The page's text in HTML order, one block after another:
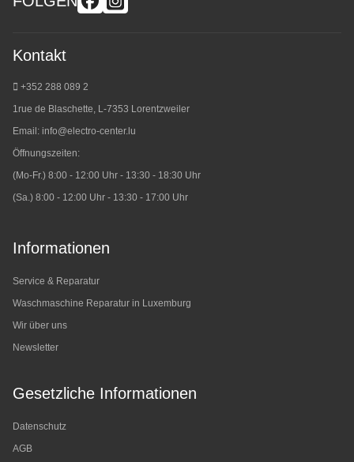
Kontakt
+352 288 089 2
1rue de Blaschette, L-7353 Lorentzweiler
Email: info@electro-center.lu
Öffnungszeiten:
(Mo-Fr.) 8:00 - 12:00 Uhr - 13:30 - 18:30 Uhr
(Sa.) 8:00 - 12:00 Uhr - 13:30 - 17:00 Uhr
Informationen
Service & Reparatur
Waschmaschine Reparatur in Luxemburg
Wir über uns
Newsletter
Gesetzliche Informationen
Datenschutz
AGB